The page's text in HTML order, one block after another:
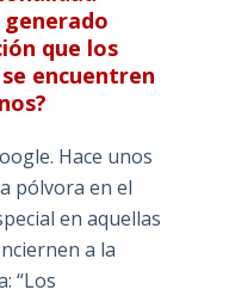
que los
encuentren
Hace unos
pólvora en el
en aquellas
a la
“Los